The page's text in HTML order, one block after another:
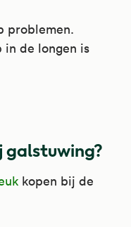
problemen.
in de longen is
galstuwing?
kopen bij de